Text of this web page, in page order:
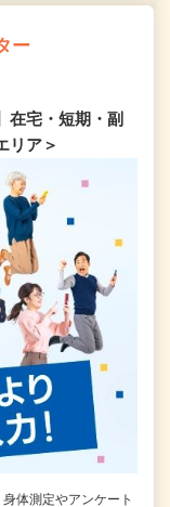
ー
在宅・短期・副
リア＞
体測定やアンケート